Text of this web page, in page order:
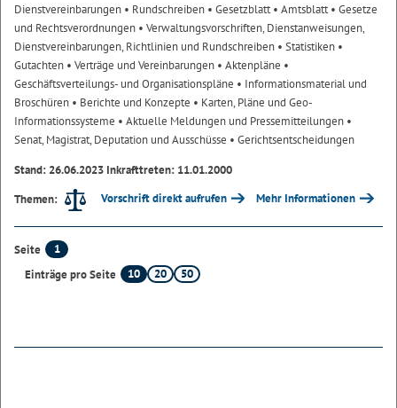
Dienstvereinbarungen • Rundschreiben • Gesetzblatt• Amtsblatt• Gesetze
und Rechtsverordnungen • Verwaltungsvorschriften, Dienstanweisungen,
Dienstvereinbarungen, Richtlinien und Rundschreiben • Statistiken •
Gutachten • Verträge und Vereinbarungen • Aktenpläne •
Geschäftsverteilungs- und Organisationspläne • Informationsmaterial und
Broschüren • Berichte und Konzepte • Karten, Pläne und Geo-
Informationssysteme • Aktuelle Meldungen und Pressemitteilungen •
Senat, Magistrat, Deputation und Ausschüsse • Gerichtsentscheidungen
Stand: 26.06.2023 Inkrafttreten: 11.01.2000
Themen:
Vorschrift direkt aufrufen Mehr Informationen
Seite
1
Einträge pro Seite
10 20 50